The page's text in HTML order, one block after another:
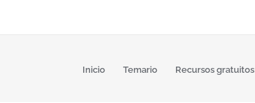
Inicio Temario Recursos gratuitos